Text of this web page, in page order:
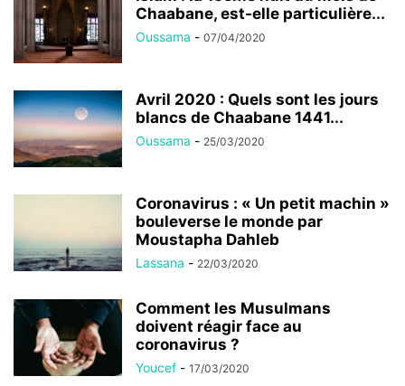
Chaabane, est-elle particulière...
Oussama - 07/04/2020
Avril 2020 : Quels sont les jours
blancs de Chaabane 1441...
Oussama - 25/03/2020
Coronavirus : « Un petit machin »
bouleverse le monde par
Moustapha Dahleb
Lassana - 22/03/2020
Comment les Musulmans
doivent réagir face au
coronavirus ?
Youcef - 17/03/2020